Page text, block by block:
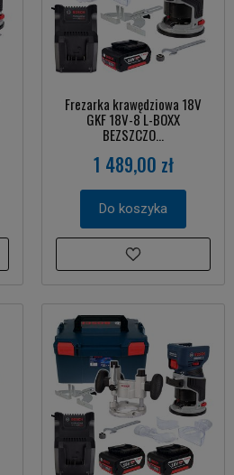
Frezarka krawędziowa 18V
GKF 18V-8 L-BOXX
BEZSZCZO...
1 489,00 zł
Do koszyka